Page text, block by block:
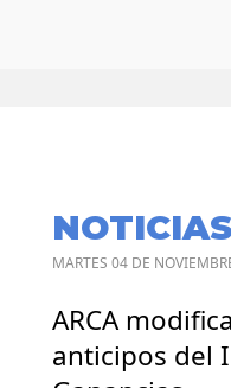
NOTICIAS
MARTES 04 DE
ARCA
anticipos del